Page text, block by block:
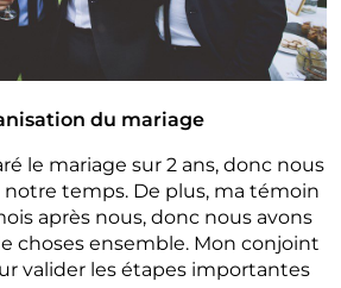
du mariage
le mariage sur 2 ans, donc nous
temps. De plus, ma témoin
après nous, donc nous avons
choses ensemble. Mon conjoint
valider les étapes importantes